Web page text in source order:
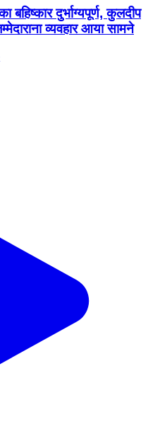
दुर्भाग्यपूर्ण, कुलदीप
व्यवहार आया सामने